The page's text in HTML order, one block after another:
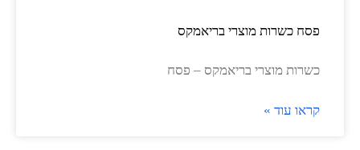
פסח כשרות מוצרי בריאמקס
כשרות מוצרי בריאמקס – פסח
קראו עוד »